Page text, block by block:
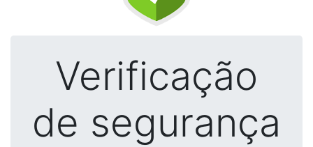
Verificação
de segurança